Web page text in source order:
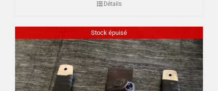
Détails
Stock épuisé